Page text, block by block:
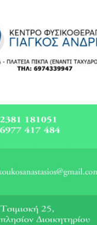
Πολιτική
Αθλητικά